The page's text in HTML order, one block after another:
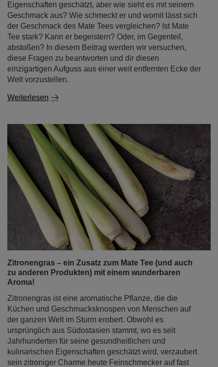
Eigenschaften geschätzt, aber wie sieht es mit seinem
Geschmack aus? Wie schmeckt er und womit lässt sich
der Geschmack des Mate Tees vergleichen? Ist Mate
Tee stark? Kann er begeistern? Oder, im Gegenteil,
abstoßen? In diesem Beitrag werden wir versuchen,
diese Fragen zu beantworten und dir diesen
einzigartigen Aufguss aus einer weit entfernten Ecke der
Welt vorzustellen.
Weiterlesen
Zitronengras – ein Zusatz zum Mate Tee (und auch
zu anderen Produkten) mit einem wunderbaren
Aroma!
Zitronengras ist eine aromatische Pflanze, die die
Küchen und Geschmacksknospen von Menschen auf
der ganzen Welt im Sturm erobert. Obwohl es
ursprünglich aus Südostasien stammt, wo es seit
Jahrhunderten für seine gesundheitlichen und
kulinarischen Eigenschaften geschätzt wird, verzaubert
sein zitroniger Charme heute Feinschmecker auf fast